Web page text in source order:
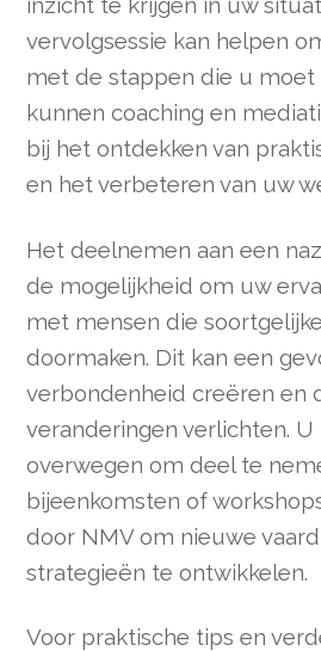
vervolgsessie kan helpen
met de stappen die u moet
kunnen coaching en
bij het ontdekken van
en het verbeteren van uw
Het deelnemen aan een
de mogelijkheid om uw
met mensen die
doormaken. Dit kan een
verbondenheid creëren en
veranderingen verlichten.
overwegen om deel te
bijeenkomsten of
door NMV om nieuwe
strategieën te ontwikkelen.
Voor praktische tips en